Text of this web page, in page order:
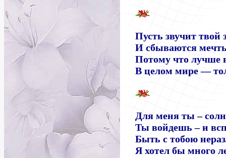
Пусть звучит твой
И сбываются
Потому что лучше
В целом мире —
Для меня ты –
Ты войдешь – и
Быть с тобою
Я хотел бы много